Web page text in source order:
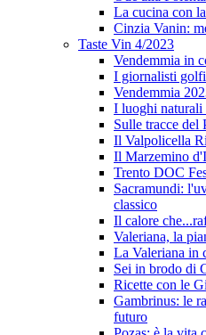
La cucina con
Cinzia Vanin:
Taste Vin 4/2023
Vendemmia in
I giornalisti
Vendemmia
I luoghi naturali
Sulle tracce del
Il Valpolicella
Il Marzemino
Trento DOC
Sacramundi:
classico
Il calore
Valeriana, la
La Valeriana in
Sei in brodo di
Ricette con le
Gambrinus: le
futuro